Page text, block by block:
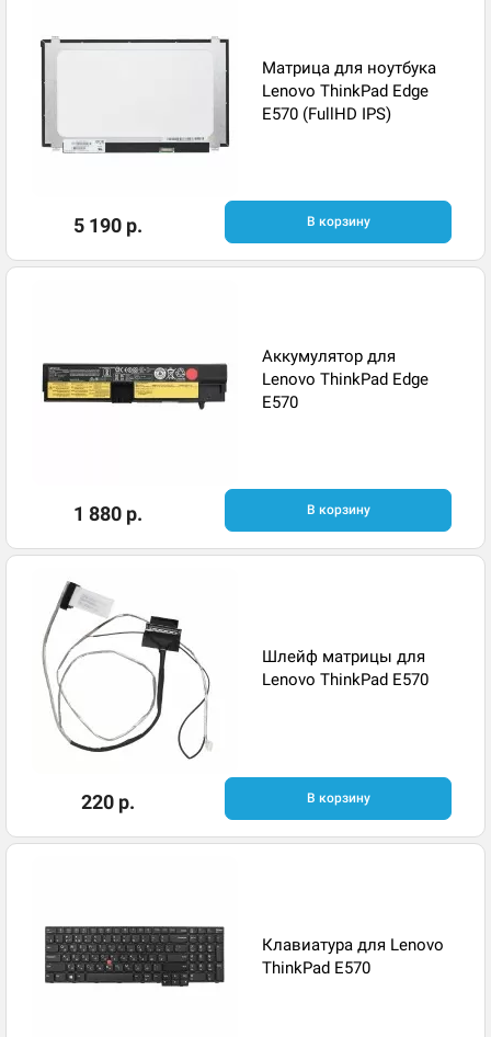
Матрица для ноутбука
Lenovo ThinkPad Edge
E570 (FullHD IPS)
5 190 р. В корзину
Аккумулятор для
Lenovo ThinkPad Edge
E570
1 880 р. В корзину
Шлейф матрицы для
Lenovo ThinkPad E570
220 р. В корзину
Клавиатура для Lenovo
ThinkPad E570